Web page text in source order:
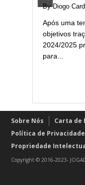
By Diogo
Após uma
objetivos
2024/2025
para...
Sobre Nós Carta de
Política de
Propriedade
Copyright © 2016-2023-